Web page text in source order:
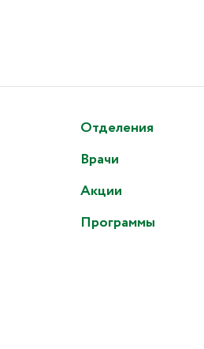
Отделения
Врачи
Акции
Программы